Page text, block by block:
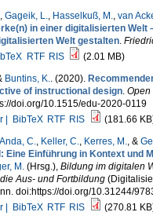
, Gageik, L., Hasselkuß, M., van
in einer digitalisierten
Welt gestalten.
RTF RIS
(2.01 MB)
Buntins, K.. (2020).
of instructional design. Open
doi.org/10.1515/edu-2020-0119
| BibTeX RTF RIS
(181.66
Anda, C., Keller, C., Kerres, M., &
Eine Einführung in Kontext und
M.(Hrsg.), Bildung im digitalen
Aus- und Fortbildung
doi:https://doi.org/10.31244/
| BibTeX RTF RIS
(270.81